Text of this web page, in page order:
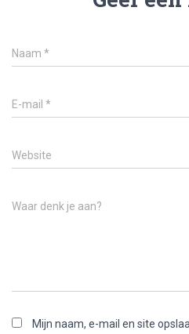
Naam *
E-mail *
Website
Waar denk je aan?
Mijn naam, e-mail en site